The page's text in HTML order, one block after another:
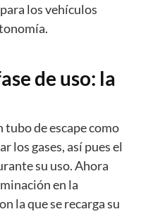
los vehículos
de uso: la
tubo de escape como
los gases, así pues el
su uso. Ahora
en la
la que se recarga su